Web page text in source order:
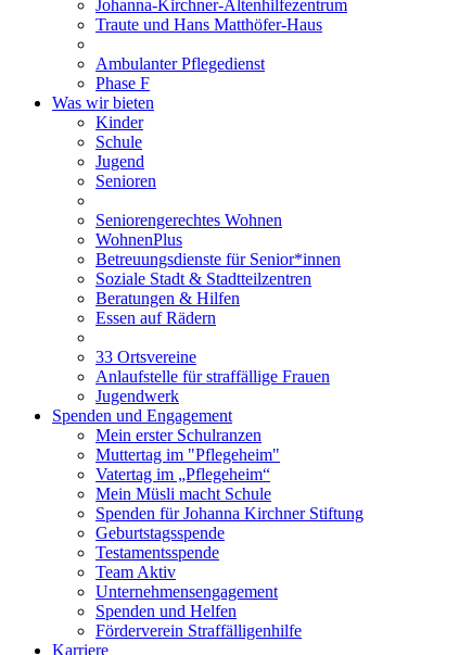
Johanna-Kirchner-Altenhilfezentrum
Traute und Hans Matthöfer-Haus
Ambulanter Pflegedienst
Phase F
Was wir bieten
Kinder
Schule
Jugend
Senioren
Seniorengerechtes Wohnen
WohnenPlus
Betreuungsdienste für Senior*innen
Soziale Stadt & Stadtteilzentren
Beratungen & Hilfen
Essen auf Rädern
33 Ortsvereine
Anlaufstelle für straffällige Frauen
Jugendwerk
Spenden und Engagement
Mein erster Schulranzen
Muttertag im "Pflegeheim"
Vatertag im „Pflegeheim“
Mein Müsli macht Schule
Spenden für Johanna Kirchner Stiftung
Geburtstagsspende
Testamentsspende
Team Aktiv
Unternehmensengagement
Spenden und Helfen
Förderverein Straffälligenhilfe
Karriere